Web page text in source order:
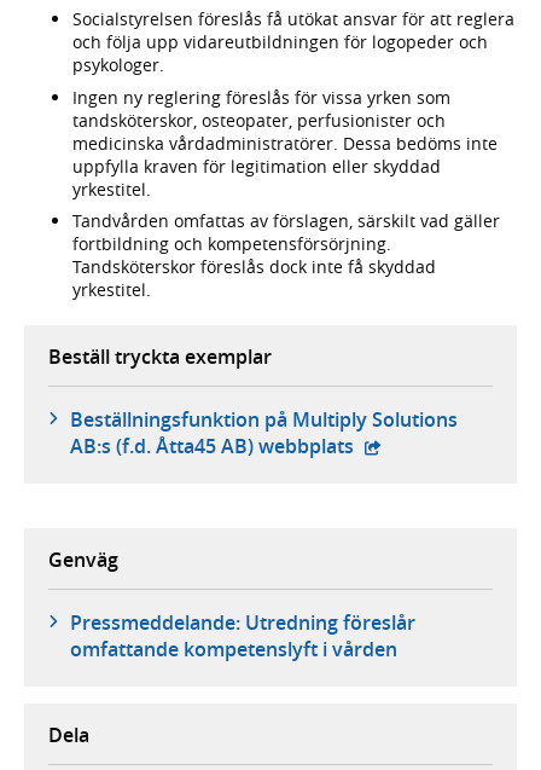
Socialstyrelsen föreslås få utökat ansvar för att reglera
och följa upp vidareutbildningen för logopeder och
psykologer.
Ingen ny reglering föreslås för vissa yrken som
tandsköterskor, osteopater, perfusionister och
medicinska vårdadministratörer. Dessa bedöms inte
uppfylla kraven för legitimation eller skyddad
yrkestitel.
Tandvården omfattas av förslagen, särskilt vad gäller
fortbildning och kompetensförsörjning.
Tandsköterskor föreslås dock inte få skyddad
yrkestitel.
Beställ tryckta exemplar
Beställningsfunktion på Multiply Solutions
AB:s (f.d. Åtta45 AB) webbplats - extern webbplats,
Genväg
Pressmeddelande: Utredning föreslår
omfattande kompetenslyft i vården
Dela